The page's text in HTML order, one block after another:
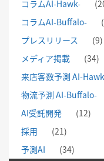
コラムAI-Hawk-
コラムAI-Buffalo-
プレスリリース
(9)
メディア掲載
(34)
来店客数予測 AI-
物流予測 AI-Buffalo-
AI受託開発
(12)
採用
(21)
予測AI
(34)